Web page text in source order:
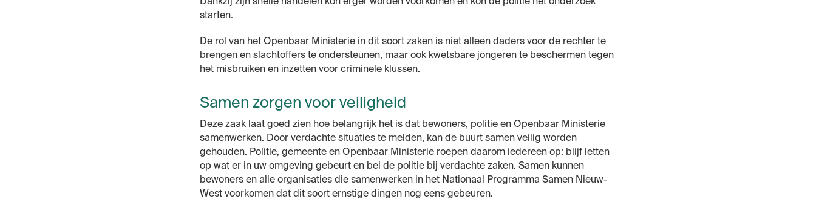
starten.
De rol van het Openbaar Ministerie in dit soort zaken is niet alleen daders voor de rechter te
brengen en slachtoffers te ondersteunen, maar ook kwetsbare jongeren te beschermen tegen
het misbruiken en inzetten voor criminele klussen.
Samen zorgen voor veiligheid
Deze zaak laat goed zien hoe belangrijk het is dat bewoners, politie en Openbaar Ministerie
samenwerken. Door verdachte situaties te melden, kan de buurt samen veilig worden
gehouden. Politie, gemeente en Openbaar Ministerie roepen daarom iedereen op: blijf letten
op wat er in uw omgeving gebeurt en bel de politie bij verdachte zaken. Samen kunnen
bewoners en alle organisaties die samenwerken in het Nationaal Programma Samen Nieuw-
West voorkomen dat dit soort ernstige dingen nog eens gebeuren.